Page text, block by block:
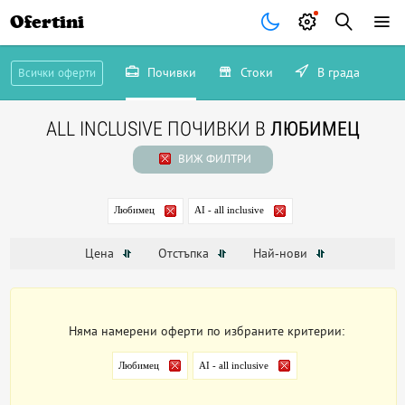
Ofertini
Всички оферти Почивки Стоки В града
ALL INCLUSIVE ПОЧИВКИ В ЛЮБИМЕЦ
ВИЖ ФИЛТРИ
Любимец AI - all inclusive
Цена Отстъпка Най-нови
Няма намерени оферти по избраните критерии:
Любимец AI - all inclusive